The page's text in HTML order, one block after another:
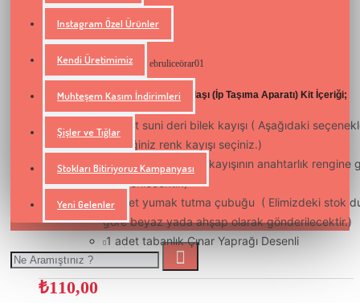
Instagram Özel Ürünler
Kendi Üretimimiz
Muhteşem Kasım İndirimleri
Şişler ve Tığlar
Stokları Bitiriyoruz Kampanyası
Yeni Gelenler
₺110,00
STOKTA VAR
Marka: Ebrulice
Model Numarası: ebruliceörar01
Ebrulice Ahşap Örgü Arkadaşı (İp Taşıma Aparatı) Kit İçeriği;
1 adet suni deri bilek kayışı ( Aşağıdaki
istediğiniz renk kayışı seçiniz.)
1 adet halka ( Bilek kayışının anahtarlık rengine
gönderilecektir.)
1 adet yumak tutma çubuğu ( Elimizdeki stok
göre beyaz yada ahşap olarak gönderilecektir.)
1 adet tabanlık Çınar Yaprağı Desenli